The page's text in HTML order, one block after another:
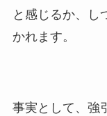
と感じるか、し
かれます。
事実として、強